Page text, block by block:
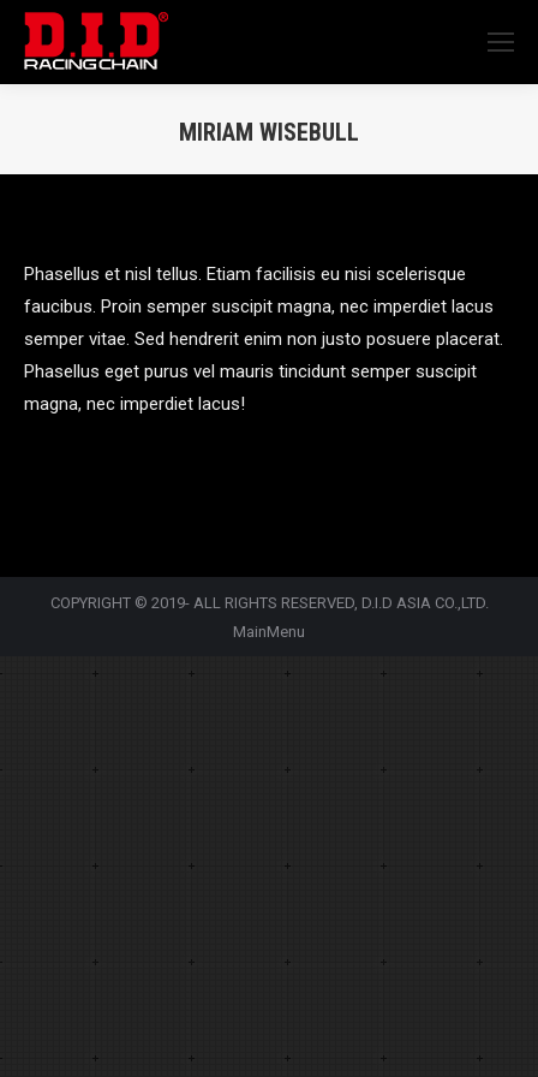
MIRIAM WISEBULL
Phasellus et nisl tellus. Etiam facilisis eu nisi scelerisque
faucibus. Proin semper suscipit magna, nec imperdiet lacus
semper vitae. Sed hendrerit enim non justo posuere placerat.
Phasellus eget purus vel mauris tincidunt semper suscipit
magna, nec imperdiet lacus!
COPYRIGHT © 2019- ALL RIGHTS RESERVED, D.I.D ASIA CO.,LTD.
MainMenu